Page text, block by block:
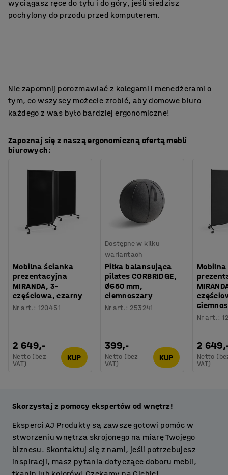
wyciągasz ręce do tyłu i do góry, jeśli siedzisz
pochylony do przodu przed komputerem.
Nie zapomnij porozmawiać z kolegami i menedżerami o
tym, co wszyscy możecie zrobić, aby domowe biuro
każdego z was było bardziej ergonomiczne!
Zapoznaj się z naszą ergonomiczną ofertą mebli
biurowych:
Mobilna ścianka
prezentacyjna
MIRANDA, 3-
częściowa, czarny
Nr art. : 120451
2 649,-
Netto (bez
VAT)
KUP
Dostępne w kilku
wariantach
Piłka balansująca
pilates CORBRIDGE,
Ø650 mm,
ciemnoszary
Nr art. : 253241
399,-
Netto (bez
VAT)
KUP
Nr art. :
2
Netto
VAT)
Skorzystaj z pomocy ekspertów od wnętrz!
Eksperci AJ Produkty są zawsze gotowi pomóc w
stworzeniu wnętrza skrojonego na miarę Twojego
biznesu. Skontaktuj się z nami, jeśli potrzebujesz
inspiracji, masz pytania dotyczące doboru mebli,